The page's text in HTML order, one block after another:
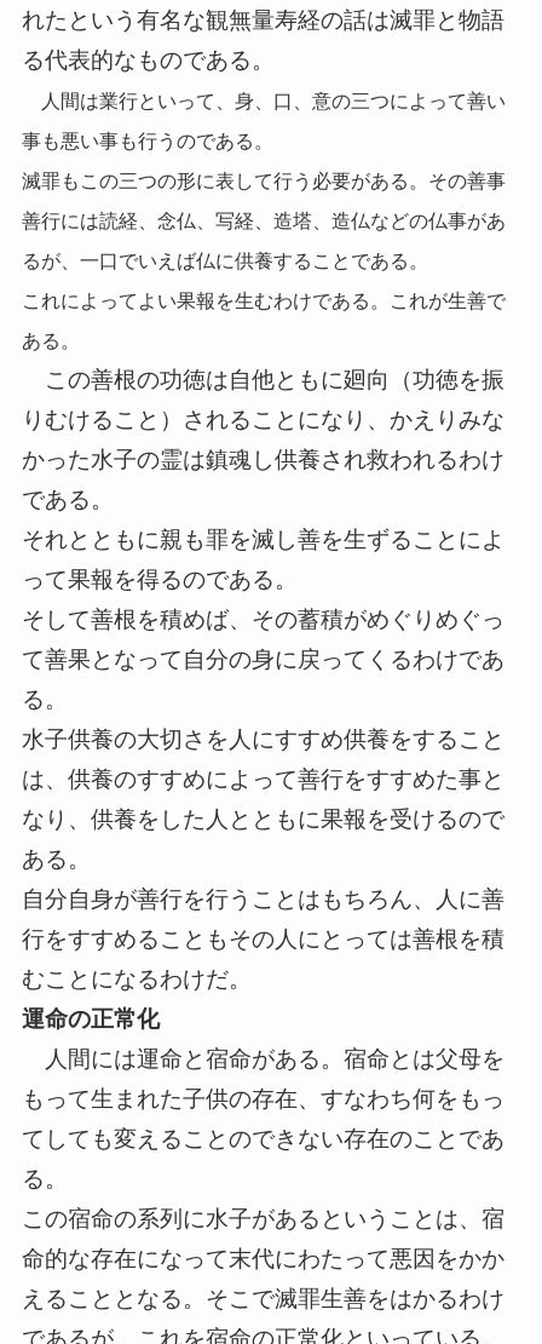
れたという有名な観無量寿経の話は滅罪と物語
る代表的なものである。
人間は業行といって、身、口、意の三つによって善い
事も悪い事も行うのである。
滅罪もこの三つの形に表して行う必要がある。その善事
善行には読経、念仏、写経、造塔、造仏などの仏事があ
るが、一口でいえば仏に供養することである。
これによってよい果報を生むわけである。これが生善で
ある。
この善根の功徳は自他ともに廻向（功徳を振
りむけること）されることになり、かえりみな
かった水子の霊は鎮魂し供養され救われるわけ
である。
それとともに親も罪を滅し善を生ずることによ
って果報を得るのである。
そして善根を積めば、その蓄積がめぐりめぐっ
て善果となって自分の身に戻ってくるわけであ
る。
水子供養の大切さを人にすすめ供養をすること
は、供養のすすめによって善行をすすめた事と
なり、供養をした人とともに果報を受けるので
ある。
自分自身が善行を行うことはもちろん、人に善
行をすすめることもその人にとっては善根を積
むことになるわけだ。
運命の正常化
人間には運命と宿命がある。宿命とは父母を
もって生まれた子供の存在、すなわち何をもっ
てしても変えることのできない存在のことであ
る。
この宿命の系列に水子があるということは、宿
命的な存在になって末代にわたって悪因をかか
えることとなる。そこで滅罪生善をはかるわけ
であるが、これを宿命の正常化といっている。